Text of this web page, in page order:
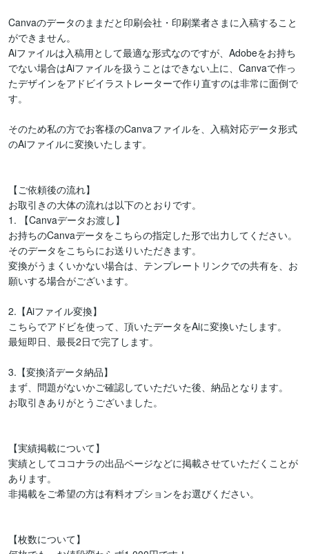
Canvaのデータのままだと印刷会社・印刷業者さまに入稿すること
ができません。
Aiファイルは入稿用として最適な形式なのですが、Adobeをお持ち
でない場合はAiファイルを扱うことはできない上に、Canvaで作っ
たデザインをアドビイラストレーターで作り直すのは非常に面倒で
す。
そのため私の方でお客様のCanvaファイルを、入稿対応データ形式
のAiファイルに変換いたします。
【ご依頼後の流れ】
お取引きの大体の流れは以下のとおりです。
1. 【Canvaデータお渡し】
お持ちのCanvaデータをこちらの指定した形で出力してください。
そのデータをこちらにお送りいただきます。
変換がうまくいかない場合は、テンプレートリンクでの共有を、お
願いする場合がございます。
2.【Aiファイル変換】
こちらでアドビを使って、頂いたデータをAiに変換いたします。
最短即日、最長2日で完了します。
3.【変換済データ納品】
まず、問題がないかご確認していただいた後、納品となります。
お取引きありがとうございました。
【実績掲載について】
実績としてココナラの出品ページなどに掲載させていただくことが
あります。
非掲載をご希望の方は有料オプションをお選びください。
【枚数について】